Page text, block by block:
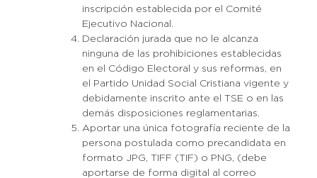
inscripción establecida por el Comité
Ejecutivo Nacional.
Declaración jurada que no le alcanza
ninguna de las prohibiciones establecidas
en el Código Electoral y sus reformas, en
el Partido Unidad Social Cristiana vigente y
debidamente inscrito ante el TSE o en las
demás disposiciones reglamentarias.
Aportar una única fotografía reciente de la
persona postulada como precandidata en
formato JPG, TIFF (TIF) o PNG, (debe
aportarse de forma digital al correo